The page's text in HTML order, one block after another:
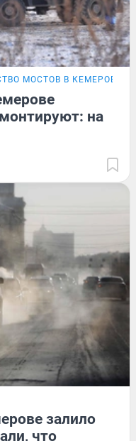
МОСТОВ В КЕМЕРОВЕ
на
залило
что